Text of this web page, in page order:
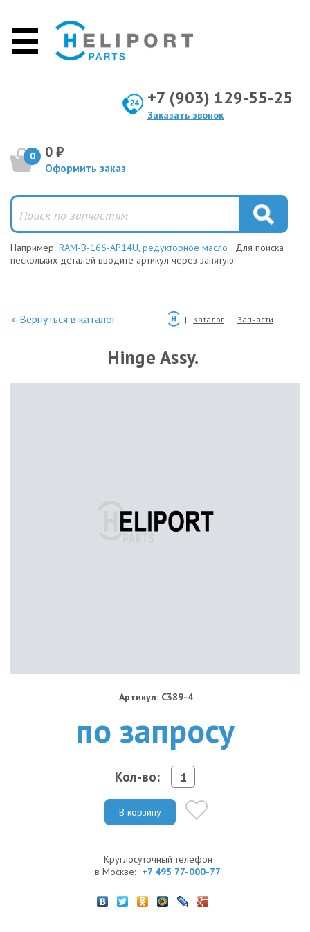
+7 (903) 129-55-25
Заказать звонок
0 0 ₽
Оформить заказ
Например: RAM-B-166-AP14U, редукторное масло . Для поиска
нескольких деталей вводите артикул через запятую.
—Вернуться в каталог Каталог Запчасти
Hinge Assy.
Артикул: C389-4
по запросу
Кол-во:
В корзину
Круглосуточный телефон
в Москве: +7 495 77-000-77